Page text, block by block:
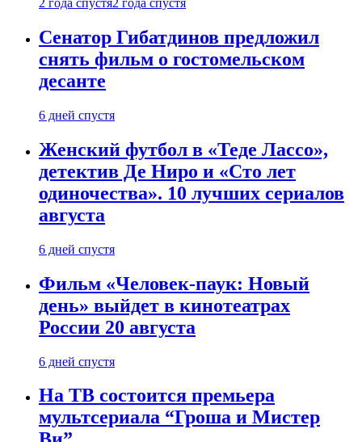
2 года спустя2 года спустя
Сенатор Гибатдинов предложил
снять фильм о гостомельском
десанте
6 дней спустя
Женский футбол в «Теде Лассо»,
детектив Де Ниро и «Сто лет
одиночества». 10 лучших сериалов
августа
6 дней спустя
Фильм «Человек-паук: Новый
день» выйдет в кинотеатрах
России 20 августа
6 дней спустя
На ТВ состоится премьера
мультсериала “Гроша и Мистер